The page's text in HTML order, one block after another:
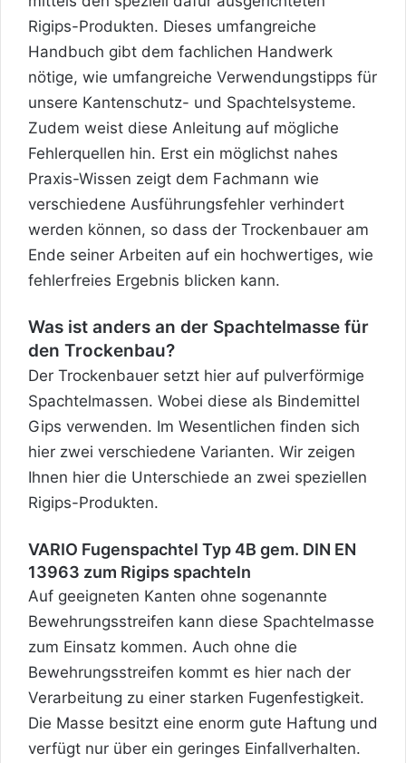
Rigips-Produkten. Dieses umfangreiche
Handbuch gibt dem fachlichen Handwerk
nötige, wie umfangreiche Verwendungstipps für
unsere Kantenschutz- und Spachtelsysteme.
Zudem weist diese Anleitung auf mögliche
Fehlerquellen hin. Erst ein möglichst nahes
Praxis-Wissen zeigt dem Fachmann wie
verschiedene Ausführungsfehler verhindert
werden können, so dass der Trockenbauer am
Ende seiner Arbeiten auf ein hochwertiges, wie
fehlerfreies Ergebnis blicken kann.
Was ist anders an der Spachtelmasse für
den Trockenbau?
Der Trockenbauer setzt hier auf pulverförmige
Spachtelmassen. Wobei diese als Bindemittel
Gips verwenden. Im Wesentlichen finden sich
hier zwei verschiedene Varianten. Wir zeigen
Ihnen hier die Unterschiede an zwei speziellen
Rigips-Produkten.
VARIO Fugenspachtel Typ 4B gem. DIN EN
13963 zum Rigips spachteln
Auf geeigneten Kanten ohne sogenannte
Bewehrungsstreifen kann diese Spachtelmasse
zum Einsatz kommen. Auch ohne die
Bewehrungsstreifen kommt es hier nach der
Verarbeitung zu einer starken Fugenfestigkeit.
Die Masse besitzt eine enorm gute Haftung und
verfügt nur über ein geringes Einfallverhalten.